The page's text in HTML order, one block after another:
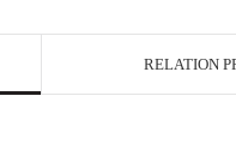
RELATION